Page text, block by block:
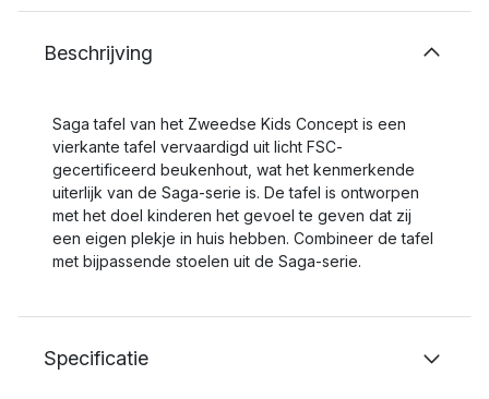
Beschrijving
Saga tafel van het Zweedse Kids Concept is een
vierkante tafel vervaardigd uit licht FSC-
gecertificeerd beukenhout, wat het kenmerkende
uiterlijk van de Saga-serie is. De tafel is ontworpen
met het doel kinderen het gevoel te geven dat zij
een eigen plekje in huis hebben. Combineer de tafel
met bijpassende stoelen uit de Saga-serie.
Specificatie